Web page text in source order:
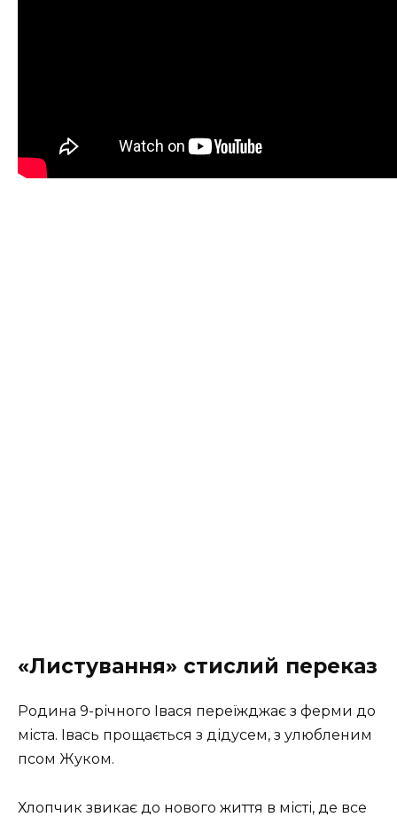
«Листування» стислий переказ
Родина 9-річного Івася переїжджає з ферми до
міста. Івась прощається з дідусем, з улюбленим
псом Жуком.
Хлопчик звикає до нового життя в місті, де все